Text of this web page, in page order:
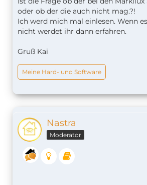
oder ob der die auch nicht mag.?!
Ich werd mich mal einlesen. Wenn
nicht werdet ihr dann erfahren.
Gruß Kai
Meine Hard- und Software
Nastra
Moderator